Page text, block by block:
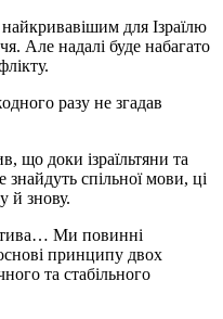
для Ізраїлю
Але надалі буде набагато
разу не згадав
що доки ізраїльтяни та
знайдуть спільної мови, ці
й знову.
Ми повинні
принципу двох
та стабільного